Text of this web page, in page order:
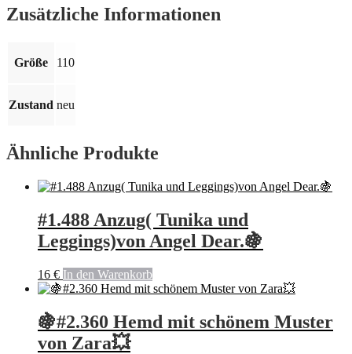
Blanc.
Größe
6Jahre)
Zusätzliche Informationen
Größe 110
Zustand neu
Ähnliche Produkte
#1.488 Anzug( Tunika und
Leggings)von Angel Dear.🍇
16 € In den Warenkorb
🍇#2.360 Hemd mit schönem Muster
von Zara💥